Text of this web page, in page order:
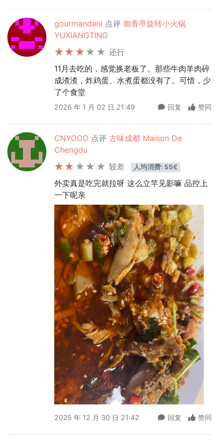
gourmandeni 点评 御香亭旋转小火锅
YUXIANGTING
还行
11月去吃的，感觉换老板了。那些牛肉羊肉碎
成渣渣，炸鸡蛋、水煮蛋都没有了。可惜，少
了个食堂
2026 年 1 月 02 日 21:49 回复 赞同
CNYOOO 点评 古味成都 Maison De
Chengdu
较差
人均消费: 55€
外卖真是吃完就拉呀 这么立竿见影嘛 品控上
一下呢亲
2025 年 12 月 30 日 21:42 回复 赞同